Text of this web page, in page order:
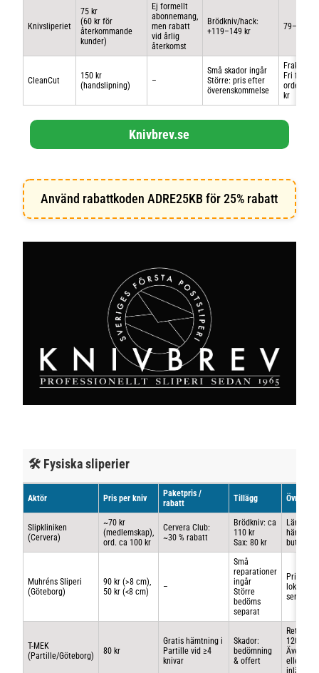
Knivsliperiet
75 kr
(60 kr för
återkommande
kunder)
Ej formellt
abonnemang,
men rabatt
vid årlig
återkomst
Brödkniv/hack:
+119–149 kr
79–189 kr
CleanCut
150 kr
(handslipning)
–
Små skador ingår
Större: pris efter
överenskommelse
Frakt
Fri frakt
order ≥
kr
Knivbrev.se
Använd rabattkoden ADRE25KB för 25% rabatt
🛠 Fysiska sliperier
Aktör Pris per kniv
Paketpris /
rabatt
Tillägg Övrigt
Slipkliniken
(Cervera)
~70 kr
(medlemskap),
ord. ca 100 kr
Cervera Club:
~30 % rabatt
Brödkniv: ca
110 kr
Sax: 80 kr
Lämnas
hämtas i
butik
Muhréns Sliperi
(Göteborg)
90 kr (>8 cm),
50 kr (<8 cm)
–
Små
reparationer
ingår
Större
bedöms
separat
Primärt
lokal
service
T-MEK
(Partille/Göteborg)
80 kr
Gratis hämtning i
Partille vid ≥4
knivar
Skador:
bedömning
& offert
120 kr
Även
eller